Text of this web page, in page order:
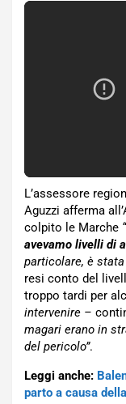
L’assessore
Aguzzi afferma
colpito le Marche “
avevamo livelli di
particolare, è
resi conto del
troppo tardi per
intervenire –
magari erano in
del pericolo”.
Leggi anche:
parto a causa